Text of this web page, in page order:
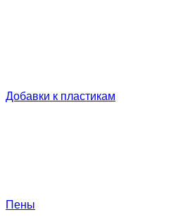
Добавки к пластикам
Пены